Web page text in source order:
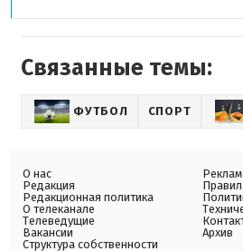
Связанные темы:
ФУТБОЛ СПОРТ
О нас
Редакция
Редакционная политика
О телеканале
Телеведущие
Вакансии
Структура собственности
Архив